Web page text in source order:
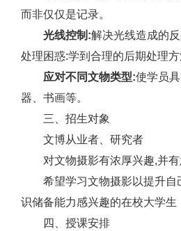
而非仅仅是记录。
光线控制:解决光线造成的
处理困惑:学到合理的后期处理
应对不同文物类型:使学员
器、书画等。
三、招生对象
文博从业者、研究者
对文物摄影有浓厚兴趣,并
希望学习文物摄影以提升
识储备能力感兴趣的在校大学生
四、授课安排